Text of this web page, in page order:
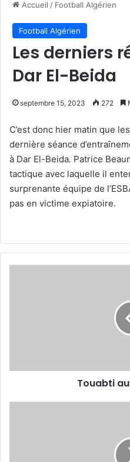
Accueil / Football Algérien
Football Algérien
Les derniers
Dar El-Beida
septembre 15, 2023 272
C’est donc hier matin que
dernière séance
à Dar El-Beida. Patrice
tactique avec laquelle il
surprenante équipe de
pas en victime expiatoire.
Touabti